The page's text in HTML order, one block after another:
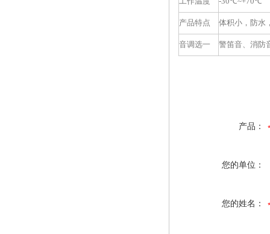
产品特点 体积小，防水
音调选一 警笛音、消防
产品：
您的单位：
您的姓名：